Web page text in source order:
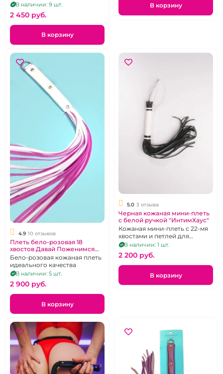
В наличии: 9 шт.
2 450 pуб.
В корзину
В корзину
4.9 10 отзывов
Плеть бело-розовая 18
хвостов Давай Поженимся
"ИнтимХаус"
Бело-розовая кожаная плеть
идеального качества
В наличии: 5 шт.
2 900 pуб.
В корзину
5.0 3 отзыва
Черная кожаная мини-плеть
с белой ручкой "ИнтимХаус"
Кожаная мини-плеть с 22-мя
хвостами и петлей для
запястья в основании.
В наличии: 1 шт.
2 200 pуб.
В корзину